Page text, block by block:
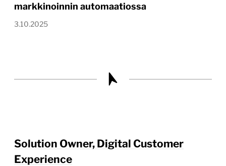
markkinoinnin automaatiossa
3.10.2025
Solution Owner, Digital Customer
Experience